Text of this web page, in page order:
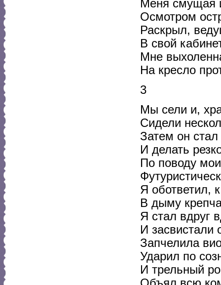
Меня смущая
Осмотром
Раскрыл,
В свой
Мне
На кресло
3
Мы сели и,
Сидели
Затем он
И делать
По поводу
Я обответил,
В дыму
Я стал вдруг
И засвистали
Запчелила
Ударил по
И трельный